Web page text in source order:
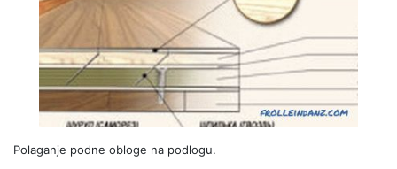
Polaganje podne obloge na podlogu.